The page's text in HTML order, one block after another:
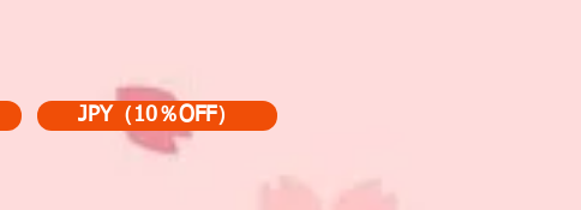
JPY（10％OFF）